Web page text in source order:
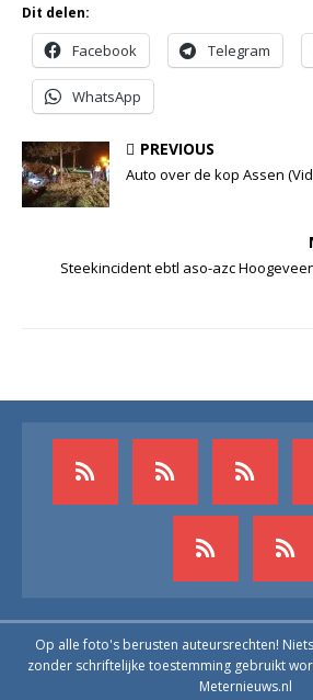
Dit delen:
Facebook Telegram
WhatsApp
PREVIOUS
Auto over de kop Assen
Steekincident ebtl aso-azc
Op alle foto's berusten auteursrechten!
zonder schriftelijke toestemming gebruikt
Meternieuws.nl